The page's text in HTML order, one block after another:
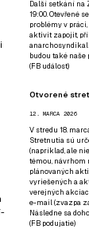
Další setkání na
19:00. Otevřené
problémy v
aktivit zapojit,
budou také
(FB událost)
Otvorené
12. MARCA 2026
V stredu 18.
Stretnutia sú
(napríklad, ale
témou, návrhom
plánovaných
vyriešených a
verejných
e-mail (zvazpa
Následne sa
(FB podujatie)